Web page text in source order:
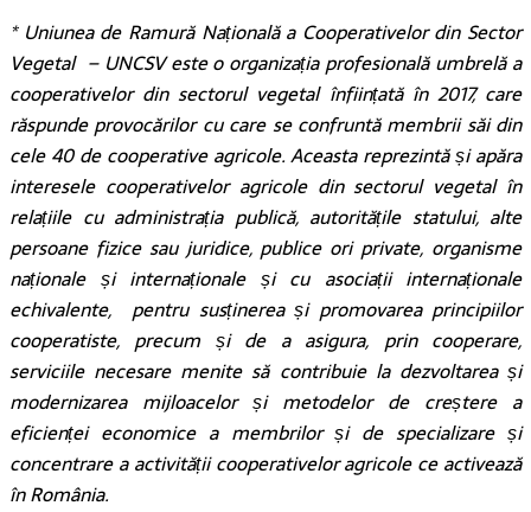
* Uniunea de Ramură Națională a Cooperativelor din Sector
Vegetal – UNCSV este o organizația profesională umbrelă a
cooperativelor din sectorul vegetal înființată în 2017, care
răspunde provocărilor cu care se confruntă membrii săi din
cele 40 de cooperative agricole. Aceasta reprezintă și apăra
interesele cooperativelor agricole din sectorul vegetal în
relațiile cu administrația publică, autoritățile statului, alte
persoane fizice sau juridice, publice ori private, organisme
naționale și internaționale și cu asociații internaționale
echivalente, pentru susținerea și promovarea principiilor
cooperatiste, precum și de a asigura, prin cooperare,
serviciile necesare menite să contribuie la dezvoltarea și
modernizarea mijloacelor și metodelor de creștere a
eficienței economice a membrilor și de specializare și
concentrare a activității cooperativelor agricole ce activează
în România.